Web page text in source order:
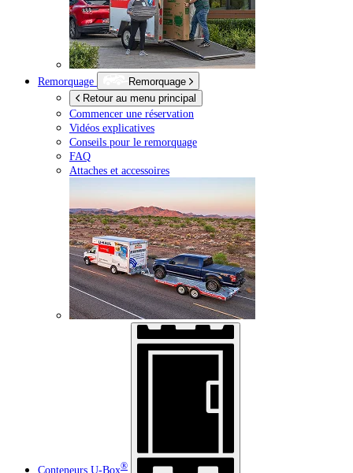
Remorquage
Remorquage
Retour au menu principal
Commencer une réservation
Vidéos explicatives
Conseils pour le remorquage
FAQ
Attaches et accessoires
Conteneurs U-Box®